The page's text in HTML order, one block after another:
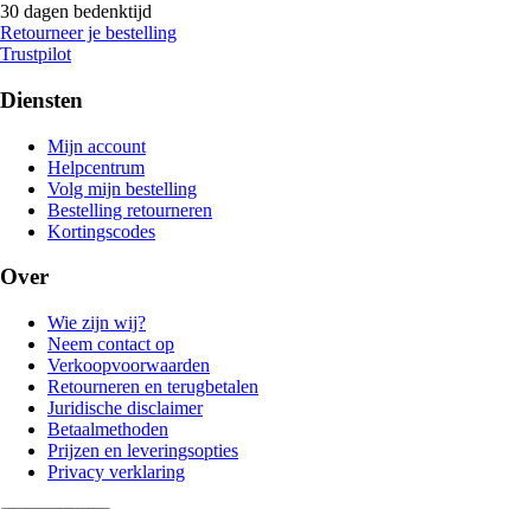
30 dagen bedenktijd
Retourneer je bestelling
Trustpilot
Diensten
Mijn account
Helpcentrum
Volg mijn bestelling
Bestelling retourneren
Kortingscodes
Over
Wie zijn wij?
Neem contact op
Verkoopvoorwaarden
Retourneren en terugbetalen
Juridische disclaimer
Betaalmethoden
Prijzen en leveringsopties
Privacy verklaring